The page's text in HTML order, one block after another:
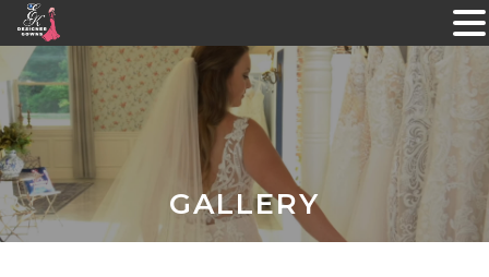
Skip
to
content
GALLERY